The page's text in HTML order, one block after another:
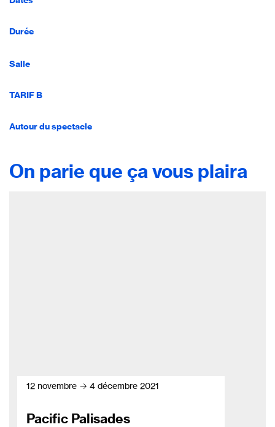
Durée
Salle
TARIF B
Autour du spectacle
On parie que ça vous plaira
12 novembre → 4 décembre 2021
Pacific Palisades